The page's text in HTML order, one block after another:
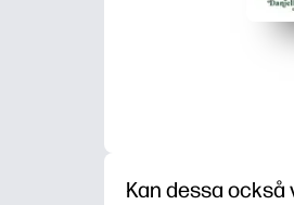
Kan dessa